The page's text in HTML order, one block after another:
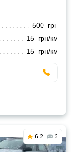
500 грн
15 грн/км
15 грн/км
6.2 2